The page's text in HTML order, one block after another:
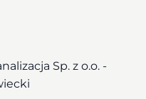
Sp. z o.o. -